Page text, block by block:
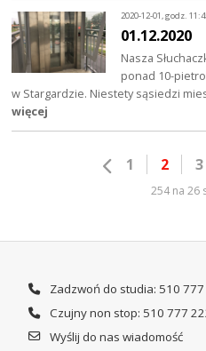
2020-12-01, godz.
01.12.2020
Nasza
ponad 10-
w Stargardzie. Niestety sąsiedzi
więcej
1 2 3
254 na 26
Zadzwoń do studia: 510
Czujny non stop: 510 777
Wyślij do nas wiadomość